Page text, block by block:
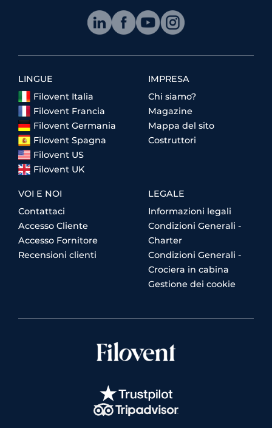
LINGUE
Filovent Italia
Filovent Francia
Filovent Germania
Filovent Spagna
Filovent US
Filovent UK
IMPRESA
Chi siamo?
Magazine
Mappa del sito
Costruttori
VOI E NOI
Contattaci
Accesso Cliente
Accesso Fornitore
Recensioni clienti
LEGALE
Informazioni legali
Condizioni Generali -
Charter
Condizioni Generali -
Crociera in cabina
Gestione dei cookie